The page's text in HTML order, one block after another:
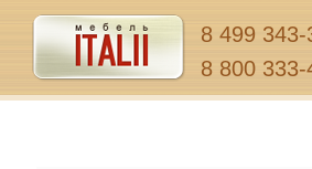
8 499 343-
8 800 333-